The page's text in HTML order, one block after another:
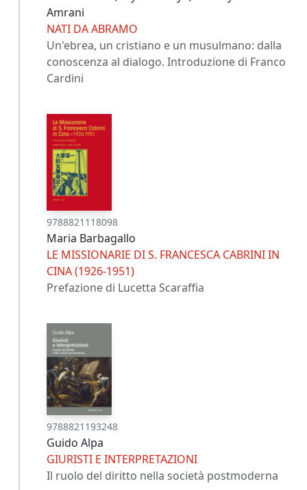
Amrani
NATI DA ABRAMO
Un'ebrea, un cristiano e un musulmano: dalla
conoscenza al dialogo. Introduzione di Franco
Cardini
9788821118098
Maria Barbagallo
LE MISSIONARIE DI S. FRANCESCA CABRINI IN
CINA (1926-1951)
Prefazione di Lucetta Scaraffia
9788821193248
Guido Alpa
GIURISTI E INTERPRETAZIONI
Il ruolo del diritto nella società postmoderna